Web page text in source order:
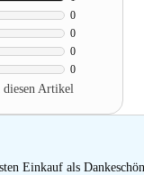
0
0
0
0
Artikel
Einkauf als Dankeschön